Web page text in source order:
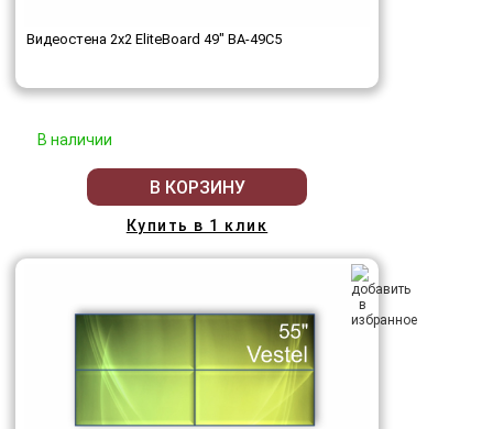
Видеостена 2x2 EliteBoard 49" BA-49C5
В наличии
В КОРЗИНУ
Купить в 1 клик